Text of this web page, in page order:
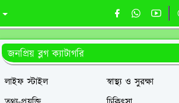
জনপ্রিয় ব্লগ ক্যাটাগরি
লাইফ স্টাইল
স্বাস্থ্য ও সুরক্ষা